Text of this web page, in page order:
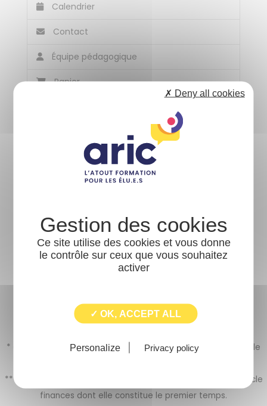
Calendrier
Contact
Équipe pédagogique
Panier
Nos coordonnées
13 place des Marelles BP27305
35573 CHANTEPIE Cedex
02 99 41 541 33
Catalogue de formation propulsé par Dendreo,
logiciel spécialisé pour les OFs
* Cette formation s’inscrit également dans le cadre d’un cycle
** Cette formation s’inscrit également dans le cadre d’un cycle
finances dont elle constitue le premier temps.
Ce site utilise des cookies et vous donne
le contrôle sur ceux que vous souhaitez
activer
✓ OK, ACCEPT ALL
✗ Deny all cookies
Personalize Privacy policy